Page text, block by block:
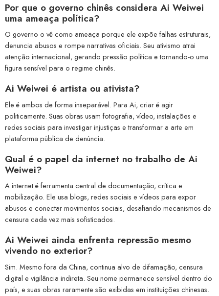
Por que o governo chinês considera Ai Weiwei
uma ameaça política?
O governo o vê como ameaça porque ele expõe falhas estruturais,
denuncia abusos e rompe narrativas oficiais. Seu ativismo atrai
atenção internacional, gerando pressão política e tornando-o uma
figura sensível para o regime chinês.
Ai Weiwei é artista ou ativista?
Ele é ambos de forma inseparável. Para Ai, criar é agir
politicamente. Suas obras usam fotografia, vídeo, instalações e
redes sociais para investigar injustiças e transformar a arte em
plataforma pública de denúncia.
Qual é o papel da internet no trabalho de Ai
Weiwei?
A internet é ferramenta central de documentação, crítica e
mobilização. Ele usa blogs, redes sociais e vídeos para expor
abusos e conectar movimentos sociais, desafiando mecanismos de
censura cada vez mais sofisticados.
Ai Weiwei ainda enfrenta repressão mesmo
vivendo no exterior?
Sim. Mesmo fora da China, continua alvo de difamação, censura
digital e vigilância indireta. Seu nome permanece sensível dentro do
país, e suas obras raramente são exibidas em instituições chinesas.